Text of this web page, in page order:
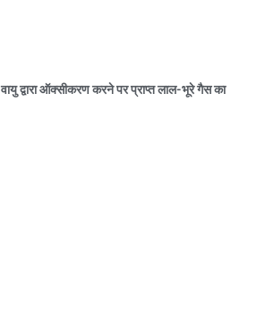
द्वारा ऑक्सीकरण करने पर प्राप्त लाल-भूरे गैस का